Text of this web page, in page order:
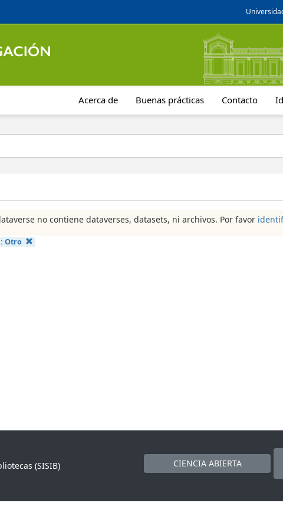
Acerca de Buenas prácticas Contacto
no contiene dataverses, datasets, ni archivos. Por favor
Otro
(SISIB)
CIENCIA ABIERTA